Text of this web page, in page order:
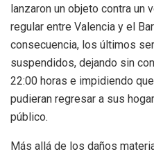
lanzaron un objeto contra
regular entre Valencia y el
consecuencia, los últimos
suspendidos, dejando sin
22:00 horas e impidiendo
pudieran regresar a sus
público.
Más allá de los daños